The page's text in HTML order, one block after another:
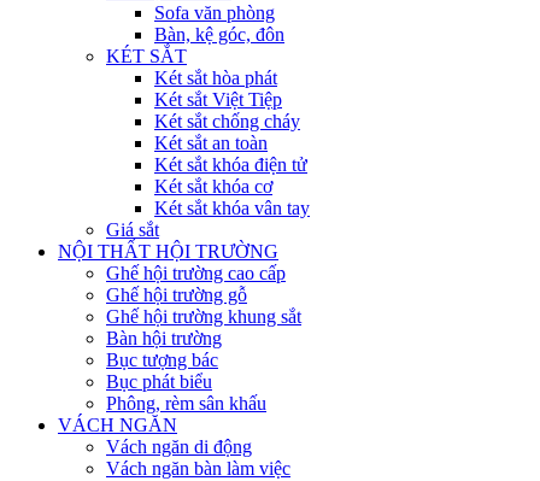
Sofa văn phòng
Bàn, kệ góc, đôn
KÉT SẮT
Két sắt hòa phát
Két sắt Việt Tiệp
Két sắt chống cháy
Két sắt an toàn
Két sắt khóa điện tử
Két sắt khóa cơ
Két sắt khóa vân tay
Giá sắt
NỘI THẤT HỘI TRƯỜNG
Ghế hội trường cao cấp
Ghế hội trường gỗ
Ghế hội trường khung sắt
Bàn hội trường
Bục tượng bác
Bục phát biểu
Phông, rèm sân khấu
VÁCH NGĂN
Vách ngăn di động
Vách ngăn bàn làm việc